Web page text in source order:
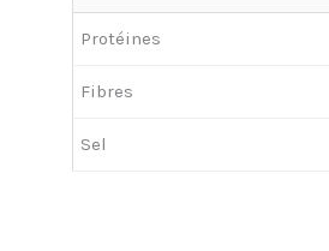
Protéines
Fibres
Sel